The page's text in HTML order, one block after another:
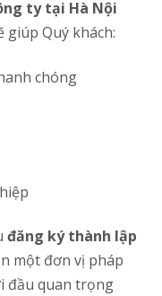
ty tại Hà Nội
giúp Quý khách:
chóng
đăng ký thành lập
một đơn vị pháp
đầu quan trọng